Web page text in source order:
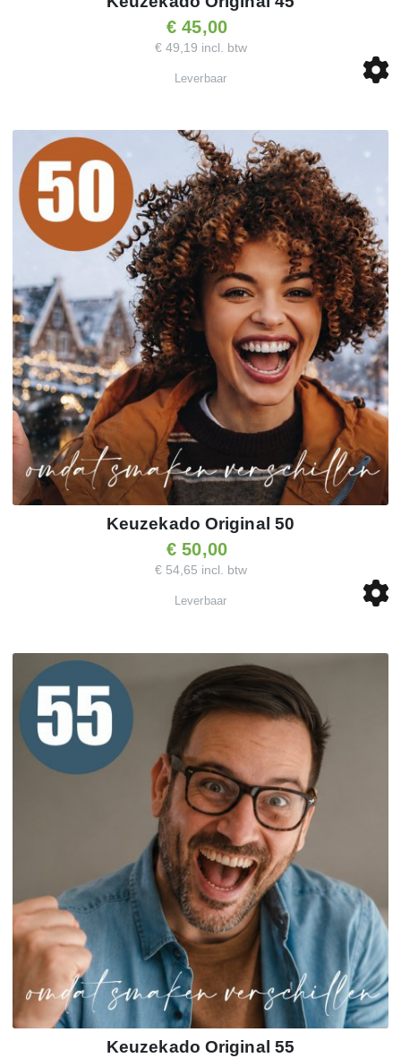
€ 45,00
€ 49,19 incl. btw
Leverbaar
Keuzekado Original 50
€ 50,00
€ 54,65 incl. btw
Leverbaar
Keuzekado Original 55